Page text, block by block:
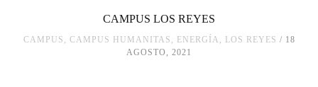
CAMPUS LOS REYES
CAMPUS CAMPUS HUMANITAS ENERGÍA LOS REYES
18
AGOSTO, 2021